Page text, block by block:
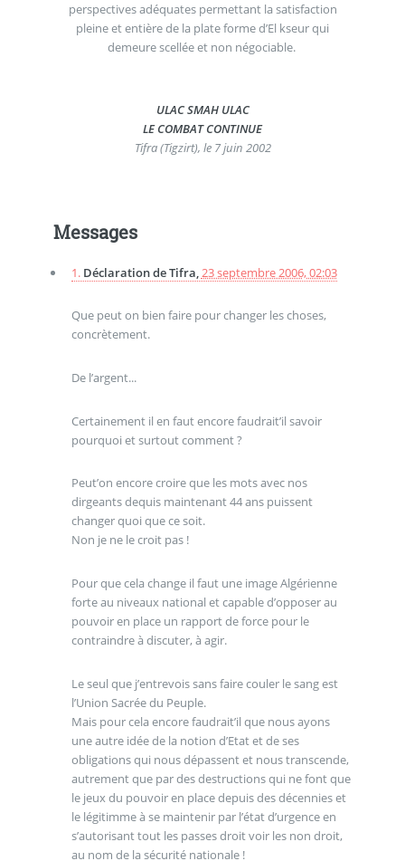
perspectives adéquates permettant la satisfaction
pleine et entière de la plate forme d’El kseur qui
demeure scellée et non négociable.
ULAC SMAH ULAC
LE COMBAT CONTINUE
Tifra (Tigzirt), le 7 juin 2002
Messages
1. Déclaration de Tifra,23 septembre 2006, 02:03
Que peut on bien faire pour changer les choses,
concrètement.
De l’argent...
Certainement il en faut encore faudrait’il savoir
pourquoi et surtout comment ?
Peut’on encore croire que les mots avec nos
dirgeants dequis maintenant 44 ans puissent
changer quoi que ce soit.
Non je ne le croit pas !
Pour que cela change il faut une image Algérienne
forte au niveaux national et capable d’opposer au
pouvoir en place un rapport de force pour le
contraindre à discuter, à agir.
Le seul que j’entrevois sans faire couler le sang est
l’Union Sacrée du Peuple.
Mais pour cela encore faudrait’il que nous ayons
une autre idée de la notion d’Etat et de ses
obligations qui nous dépassent et nous transcende,
autrement que par des destructions qui ne font que
le jeux du pouvoir en place depuis des décennies et
le légitimme à se maintenir par l’état d’urgence en
s’autorisant tout les passes droit voir les non droit,
au nom de la sécurité nationale !